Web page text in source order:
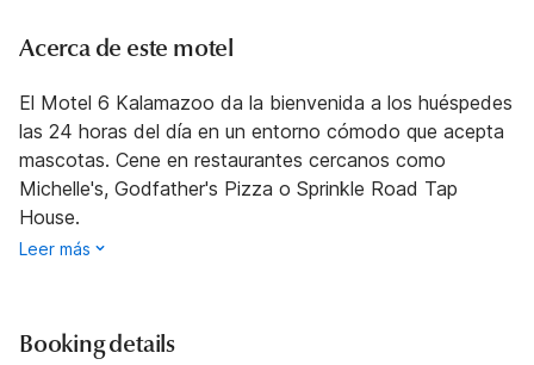
Acerca de este motel
El Motel 6 Kalamazoo da la bienvenida a los huéspedes
las 24 horas del día en un entorno cómodo que acepta
mascotas. Cene en restaurantes cercanos como
Michelle's, Godfather's Pizza o Sprinkle Road Tap
House.
Leer más
Booking details